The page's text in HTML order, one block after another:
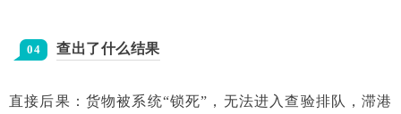
04 查出了什么结果
直接后果：货物被系统“锁死”，无法进入查验排队，滞港